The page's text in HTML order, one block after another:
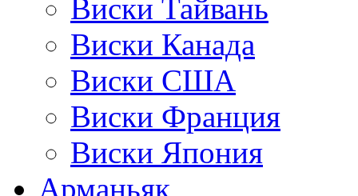
Виски Тайвань
Виски Канада
Виски США
Виски Франция
Виски Япония
Арманьяк